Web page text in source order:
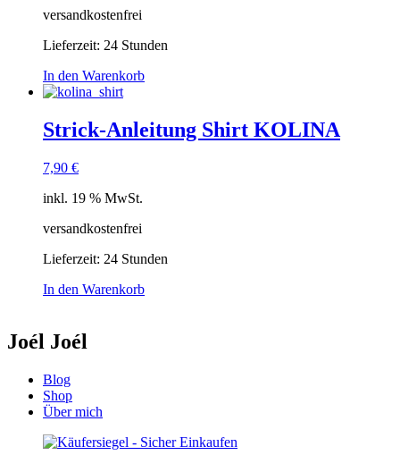
versandkostenfrei
Lieferzeit: 24 Stunden
In den Warenkorb
Strick-Anleitung Shirt KOLINA
7,90 €
inkl. 19 % MwSt.
versandkostenfrei
Lieferzeit: 24 Stunden
In den Warenkorb
Joél Joél
Blog
Shop
Über mich